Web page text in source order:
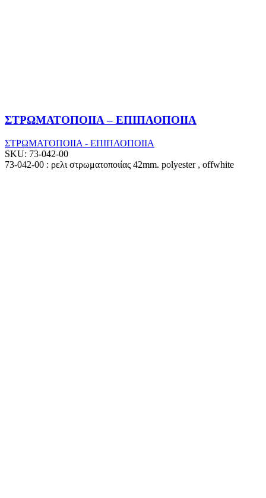
ΣΤΡΩΜΑΤΟΠΟΙΙΑ – ΕΠΙΠΛΟΠΟΙΙΑ
ΣΤΡΩΜΑΤΟΠΟΙΙΑ - ΕΠΙΠΛΟΠΟΙΙΑ
SKU: 73-042-00
73-042-00 : ρελι στρωματοποιίας 42mm. polyester , offwhite